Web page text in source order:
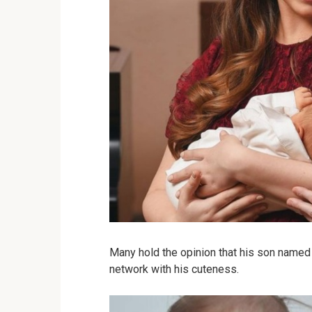
Many hold the opinion that his son
network with his cuteness.